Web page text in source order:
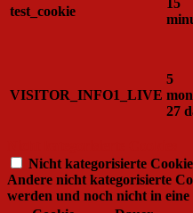
test_cookie
15
VISITOR_INFO1_LIVE
5
27
Nicht kategorisierte
Andere nicht kategorisierte
werden und noch nicht in